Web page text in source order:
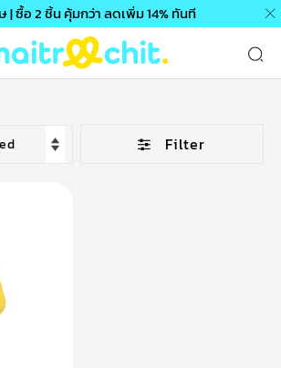
| ซื้อ 2 ชิ้น คุ้มกว่า ลดเพิ่ม 14% ทันที
Filter